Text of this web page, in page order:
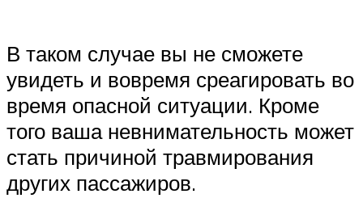
В таком случае вы не сможете
увидеть и вовремя среагировать во
время опасной ситуации. Кроме
того ваша невнимательность может
стать причиной травмирования
других пассажиров.